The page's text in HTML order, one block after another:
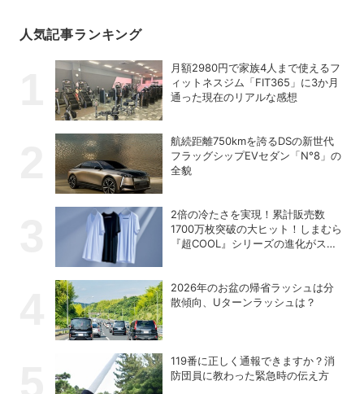
人気記事ランキング
月額2980円で家族4人まで使えるフ
ィットネスジム「FIT365」に3か月
通った現在のリアルな感想
航続距離750kmを誇るDSの新世代
フラッグシップEVセダン「N°8」の
全貌
2倍の冷たさを実現！累計販売数
1700万枚突破の大ヒット！しまむら
『超COOL』シリーズの進化がスゴ
2026年のお盆の帰省ラッシュは分
散傾向、Uターンラッシュは？
119番に正しく通報できますか？消
防団員に教わった緊急時の伝え方